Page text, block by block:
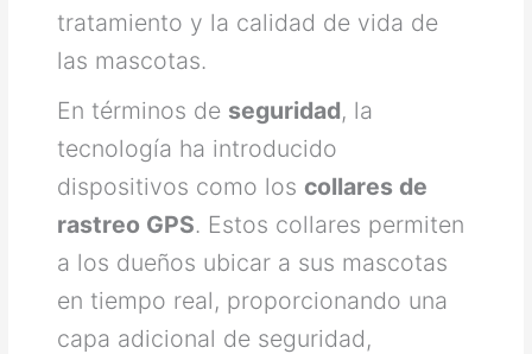
tratamiento y la calidad de vida de
las mascotas.
En términos de seguridad, la
tecnología ha introducido
dispositivos como loscollares de
rastreo GPS. Estos collares permiten
a los dueños ubicar a sus mascotas
en tiempo real, proporcionando una
capa adicional de seguridad,